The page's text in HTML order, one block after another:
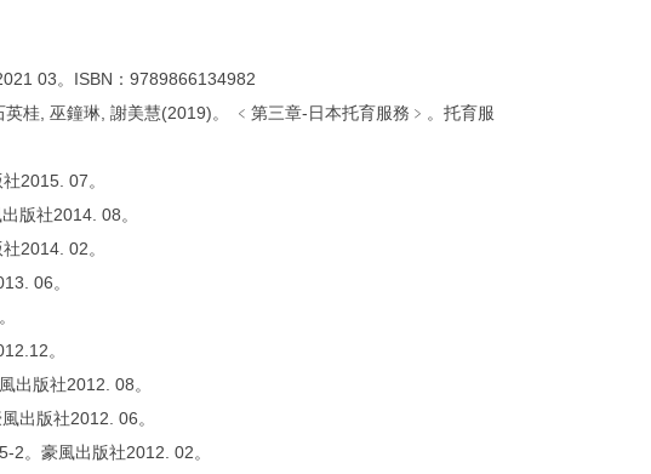
03。ISBN：9789866134982
桂, 巫鐘琳, 謝美慧(2019)。 ﹤第三章-日本托育服務﹥。托育服
2015. 07。
版社2014. 08。
2014. 02。
06。
。
出版社2012. 08。
出版社2012. 06。
2。豪風出版社2012. 02。